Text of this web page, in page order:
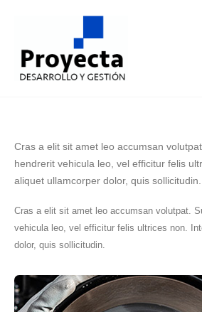
Cras a elit sit amet leo accumsan
hendrerit vehicula leo, vel efficitur felis
aliquet ullamcorper dolor, quis sollicitudin.
Cras a elit sit amet leo accumsan volutpat.
vehicula leo, vel efficitur felis ultrices non.
dolor, quis sollicitudin.